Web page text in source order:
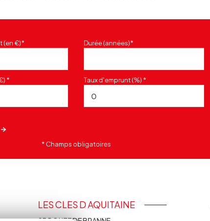
(en €)* Durée (années)*
* Taux d'emprunt (%) *
* Champs obligatoires
LES CLES D AQUITAINE